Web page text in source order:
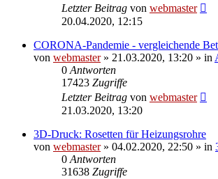
Letzter Beitrag von webmaster
20.04.2020, 12:15
CORONA-Pandemie - vergleichende
von webmaster» 21.03.2020, 13:20 » in
0 Antworten
17423 Zugriffe
Letzter Beitrag von webmaster
21.03.2020, 13:20
3D-Druck: Rosetten für Heizungsrohre
von webmaster» 04.02.2020, 22:50 » in
0 Antworten
31638 Zugriffe